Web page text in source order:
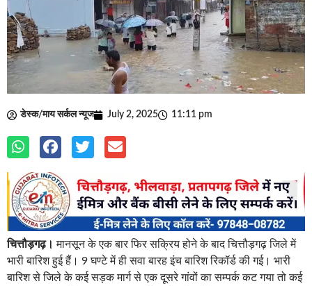
डेस्क/माय सर्कल न्यूज July 2, 2025 11:11 pm
चित्तौड़गढ़। मानसून के एक बार फिर सक्रिय होने के बाद चित्तौड़गढ़ जिले में
भारी बारिश हुई हैं। 9 घण्टे में ही सवा बारह इंच बारिश रिकॉर्ड की गई। भारी
बारिश से जिले के कई सड़क मार्ग से एक दूसरे गांवों का सम्पर्क कट गया तो कई